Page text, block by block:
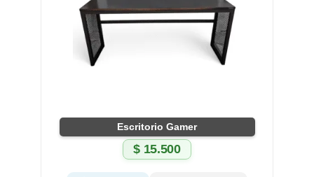
Escritorio Gamer
$15.500